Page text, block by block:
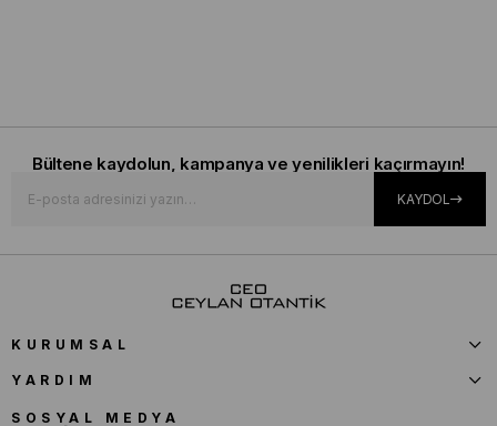
Bültene kaydolun, kampanya ve yenilikleri kaçırmayın!
KAYDOL
KURUMSAL
YARDIM
SOSYAL MEDYA